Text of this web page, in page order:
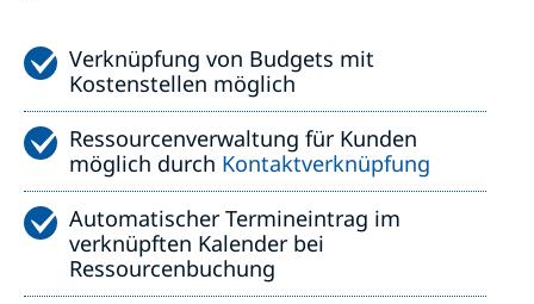
Verknüpfung von Budgets mit
Kostenstellen möglich
Ressourcenverwaltung für Kunden
möglich durch Kontaktverknüpfung
Automatischer Termineintrag im
verknüpften Kalender bei
Ressourcenbuchung